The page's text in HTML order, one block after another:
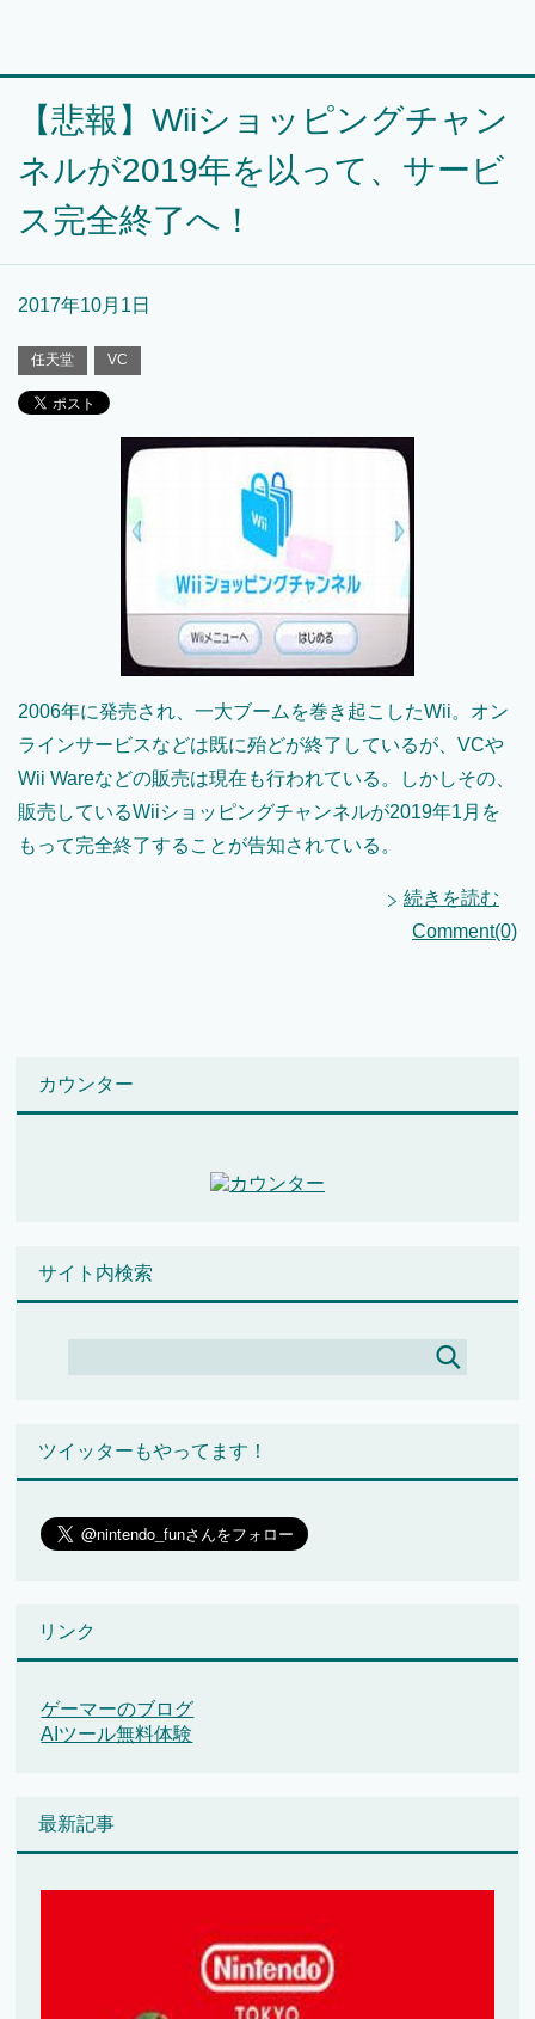
【悲報】Wiiショッピングチャン
ネルが2019年を以って、サービ
ス完全終了へ！
2017年10月1日
任天堂 VC
2006年に発売され、一大ブームを巻き起こしたWii。オン
ラインサービスなどは既に殆どが終了しているが、VCや
Wii Wareなどの販売は現在も行われている。しかしその、
販売しているWiiショッピングチャンネルが2019年1月を
もって完全終了することが告知されている。
続きを読む
Comment(0)
カウンター
サイト内検索
ツイッターもやってます！
リンク
ゲーマーのブログ
AIツール無料体験
最新記事